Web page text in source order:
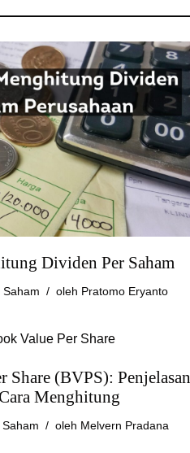
Dividen Per Saham
Saham oleh Pratomo Eryanto
Share (BVPS): Penjelasan
Menghitung
Saham oleh Melvern Pradana